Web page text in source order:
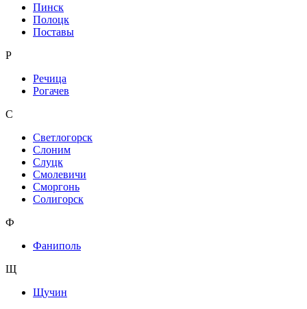
Пинск
Полоцк
Поставы
Р
Речица
Рогачев
С
Светлогорск
Слоним
Слуцк
Смолевичи
Сморгонь
Солигорск
Ф
Фаниполь
Щ
Щучин